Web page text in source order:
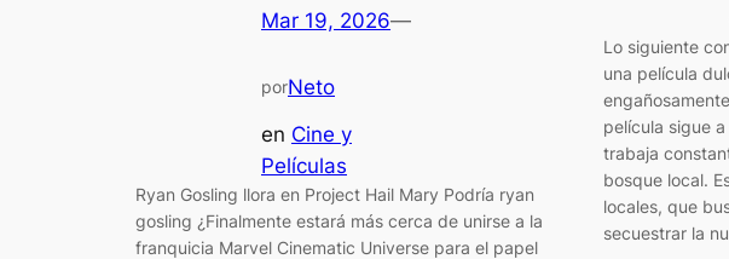
Mar 19, 2026—
porNeto
en Cine y
Películas
Ryan Gosling llora en Project Hail Mary Podría ryan
gosling ¿Finalmente estará más cerca de unirse a la
franquicia Marvel Cinematic Universe para el papel
Lo siguiente
una película
película sigue
trabaja
bosque local.
locales, que
secuestrar la